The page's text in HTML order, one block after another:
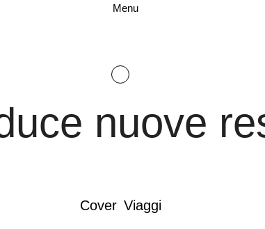
Menu
nuove
Cover Viaggi